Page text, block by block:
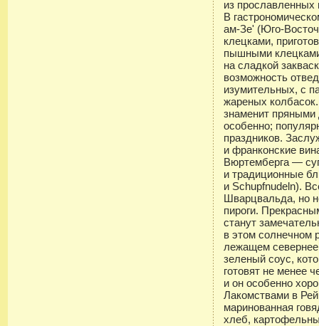
из прославленных
В
ам-Зе' (Юго-
клецками,
пышными
на сладкой
возможность
изумительных, с
жареных
знаменит
особенно;
праздников.
и франконские
Вюртемберга —
и традиционные
и Schupfnudeln).
Шварцвальда, но
пироги.
станут
в этом солнечном
лежащем
зеленый соус,
готовят не менее
и он особенно
Лакомствами в
маринованная
хлеб,